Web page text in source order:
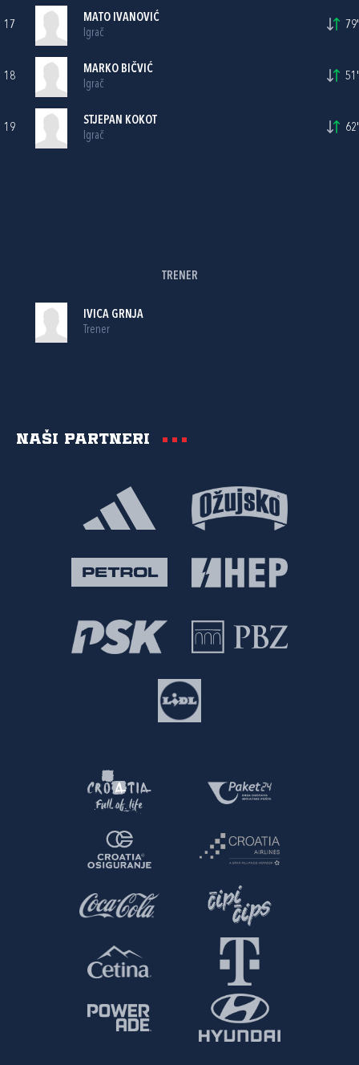
17
MATO IVANOVIĆ
Igrač
79'
18
MARKO BIČVIĆ
Igrač
51'
19
STJEPAN KOKOT
Igrač
62'
TRENER
IVICA GRNJA
Trener
Naši partneri